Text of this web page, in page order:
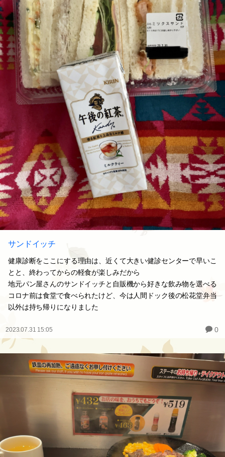
サンドイッチ
健康診断をここにする理由は、近くて大きい健診センターで早いこ
とと、終わってからの軽食が楽しみだから
地元パン屋さんのサンドイッチと自販機から好きな飲み物を選べる
コロナ前は食堂で食べられたけど、今は人間ドック後の松花堂弁当
以外は持ち帰りになりました
2023.07.31 15:05 0